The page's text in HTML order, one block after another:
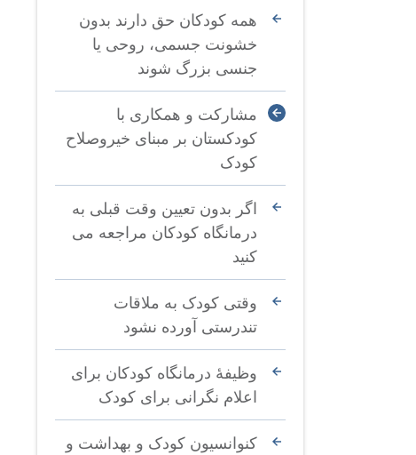
همه کودکان حق دارند بدون
خشونت جسمی، روحی یا
جنسی بزرگ شوند
مشارکت و همکاری با
کودکستان بر مبنای خیروصلاح
کودک
اگر بدون تعیین وقت قبلی به
درمانگاه کودکان مراجعه می
کنید
وقتی کودک به ملاقات
تندرستی آورده نشود
وظیفۀ درمانگاه کودکان برای
اعلام نگرانی برای کودک
کنوانسیون کودک و بهداشت و